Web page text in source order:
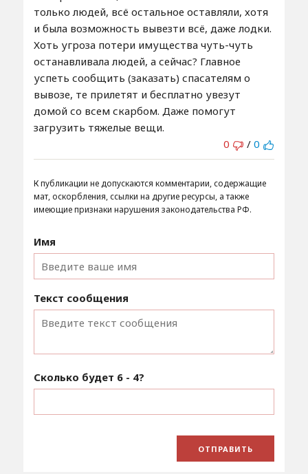
только людей, всё остальное оставляли, хотя
и была возможность вывезти всё, даже лодки.
Хоть угроза потери имущества чуть-чуть
останавливала людей, а сейчас? Главное
успеть сообщить (заказать) спасателям о
вывозе, те прилетят и бесплатно увезут
домой со всем скарбом. Даже помогут
загрузить тяжелые вещи.
0
/ 0
К публикации не допускаются комментарии, содержащие
мат, оскорбления, ссылки на другие ресурсы, а также
имеющие признаки нарушения законодательства РФ.
Имя
Текст сообщения
Сколько будет 6 - 4?